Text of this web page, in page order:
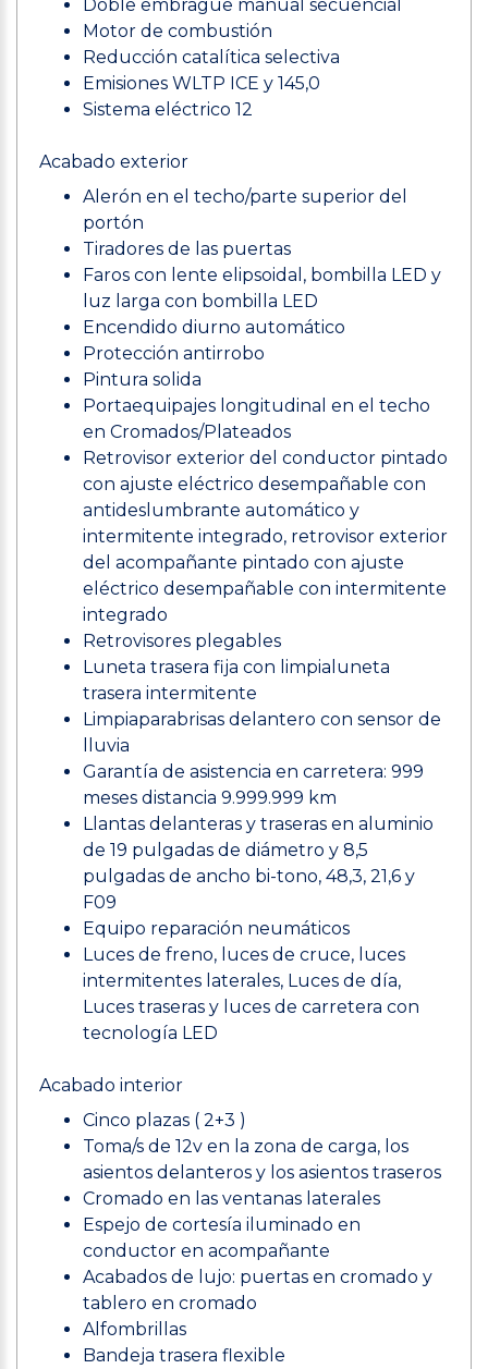
Doble embrague manual secuencial
Motor de combustión
Reducción catalítica selectiva
Emisiones WLTP ICE y 145,0
Sistema eléctrico 12
Acabado exterior
Alerón en el techo/parte superior del
portón
Tiradores de las puertas
Faros con lente elipsoidal, bombilla LED y
luz larga con bombilla LED
Encendido diurno automático
Protección antirrobo
Pintura solida
Portaequipajes longitudinal en el techo
en Cromados/Plateados
Retrovisor exterior del conductor pintado
con ajuste eléctrico desempañable con
antideslumbrante automático y
intermitente integrado, retrovisor exterior
del acompañante pintado con ajuste
eléctrico desempañable con intermitente
integrado
Retrovisores plegables
Luneta trasera fija con limpialuneta
trasera intermitente
Limpiaparabrisas delantero con sensor de
lluvia
Garantía de asistencia en carretera: 999
meses distancia 9.999.999 km
Llantas delanteras y traseras en aluminio
de 19 pulgadas de diámetro y 8,5
pulgadas de ancho bi-tono, 48,3, 21,6 y
F09
Equipo reparación neumáticos
Luces de freno, luces de cruce, luces
intermitentes laterales, Luces de día,
Luces traseras y luces de carretera con
tecnología LED
Acabado interior
Cinco plazas ( 2+3 )
Toma/s de 12v en la zona de carga, los
asientos delanteros y los asientos traseros
Cromado en las ventanas laterales
Espejo de cortesía iluminado en
conductor en acompañante
Acabados de lujo: puertas en cromado y
tablero en cromado
Alfombrillas
Bandeja trasera flexible